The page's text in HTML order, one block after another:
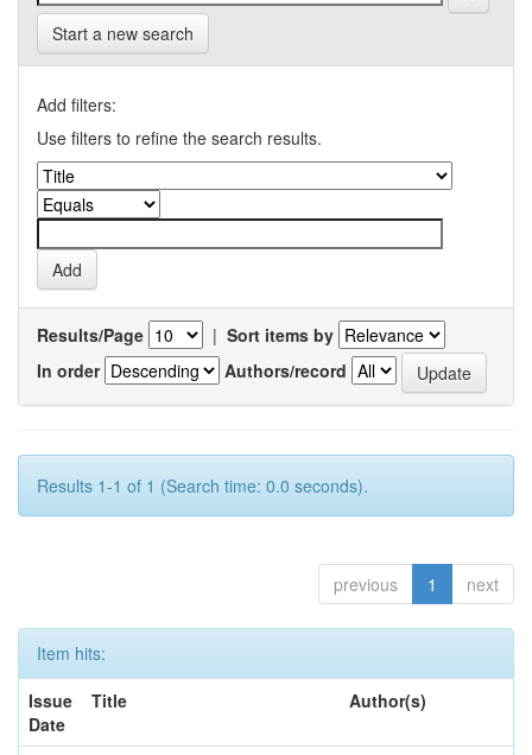
Start a new search
Add filters:
Use filters to refine the search results.
Results/Page | Sort items by
In order
Authors/record
Results 1-1 of 1 (Search time: 0.0 seconds).
previous 1 next
Item hits:
Issue
Date
Title Author(s)